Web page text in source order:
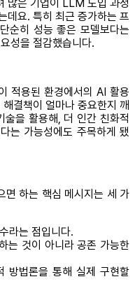
많은 기업이 LLM 도입 과정
데요. 특히 최근 증가하는 프
순히 성능 좋은 모델보다는
성을 절감했습니다.
적용된 환경에서의 AI 활용
결책이 얼마나 중요한지 깨
을 활용해, 더 인간 친화적
는 가능성에도 주목하게 됐
면 하는 핵심 메시지는 세 가
라는 점입니다.
는 것이 아니라 공존 가능한
방법론을 통해 실제 구현할